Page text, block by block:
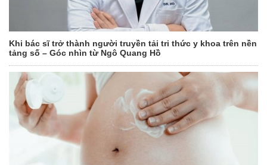
Khi bác sĩ trở thành người truyền tải tri thức y khoa trên nền
tảng số – Góc nhìn từ Ngô Quang Hồ